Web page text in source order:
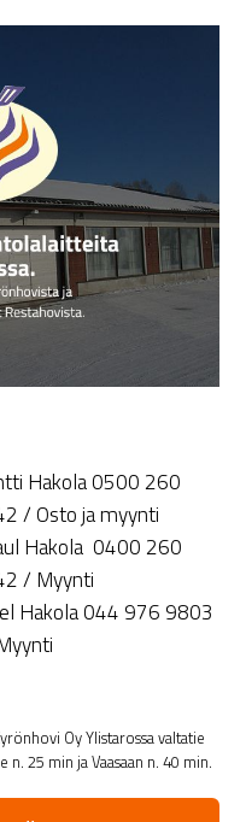
Hakola 0500 260
/ Osto ja myynti
Hakola 0400 260
/ Myynti
Hakola 044 976 9803
Oy Ylistarossa valtatie
25 min ja Vaasaan n. 40 min.